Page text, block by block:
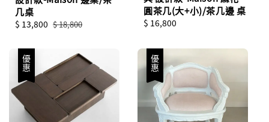
几桌
Sale
$ 13,800 Regular
$ 18,800
圓茶几(大+小)/茶几邊 桌
Regular
$ 16,800
優惠 優惠